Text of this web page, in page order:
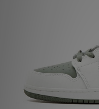
FUTEBOL JD
VER MARCAS